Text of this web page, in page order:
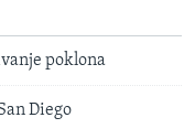
poklona
Diego